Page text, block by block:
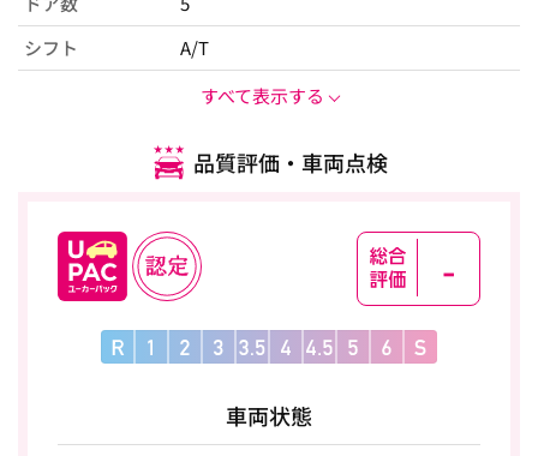
シフト
A/T
すべて表示する
品質評価・車両点検
-
車両状態